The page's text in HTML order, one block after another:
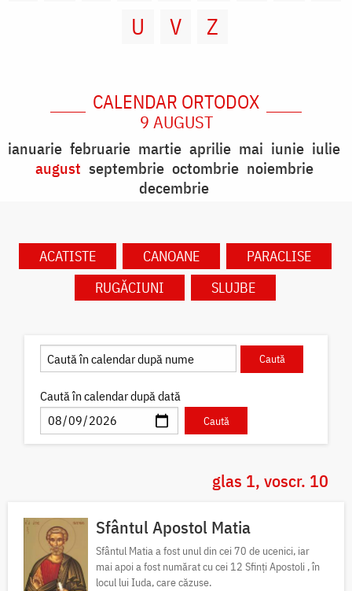
U
V Z
CALENDAR ORTODOX
9 AUGUST
ianuarie februarie martie aprilie mai iunie iulie
august septembrie octombrie noiembrie
decembrie
ACATISTE CANOANE
PARACLISE
RUGĂCIUNI
SLUJBE
Caută în calendar după dată
glas 1, voscr. 10
Sfântul Apostol Matia
Sfântul Matia a fost unul din cei 70 de ucenici, iar
mai apoi a fost numărat cu cei 12 Sfinți Apostoli , în
locul lui Iuda, care căzuse.